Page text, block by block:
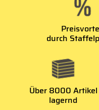
durch
Über 8000 Artikel
lagernd